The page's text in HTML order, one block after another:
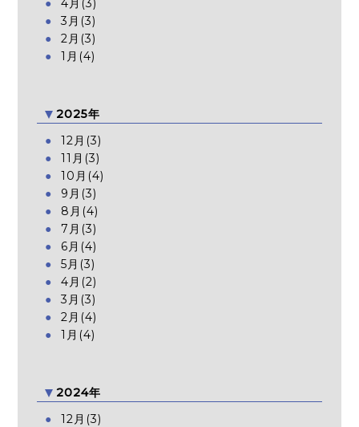
4月(3)
3月(3)
2月(3)
1月(4)
2025年
12月(3)
11月(3)
10月(4)
9月(3)
8月(4)
7月(3)
6月(4)
5月(3)
4月(2)
3月(3)
2月(4)
1月(4)
2024年
12月(3)